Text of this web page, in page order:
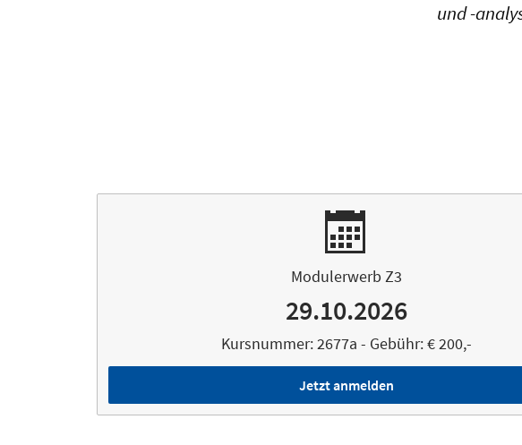
und -
Modulerwerb Z3
29.10.2026
Kursnummer: 2677a - Gebühr: € 200,-
Jetzt anmelden